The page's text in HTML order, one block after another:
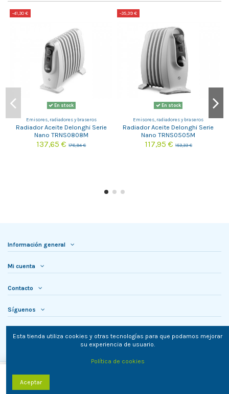
-41,30 €
En stock
Emisores, radiadores y braseros
Radiador Aceite Delonghi Serie
Nano TRNS0808M
137,65 €178,94 €
-35,39 €
En stock
Emisores, radiadores y braseros
Radiador Aceite Delonghi Serie
Nano TRNS0505M
117,95 € 153,33 €
Información general
Mi cuenta
Contacto
Síguenos
TielON.com © 2023. Todos los derechos reservados
Esta tienda utiliza cookies y otras tecnologías para que podamos mejorar
su experiencia de usuario.
Política de cookies
Aceptar